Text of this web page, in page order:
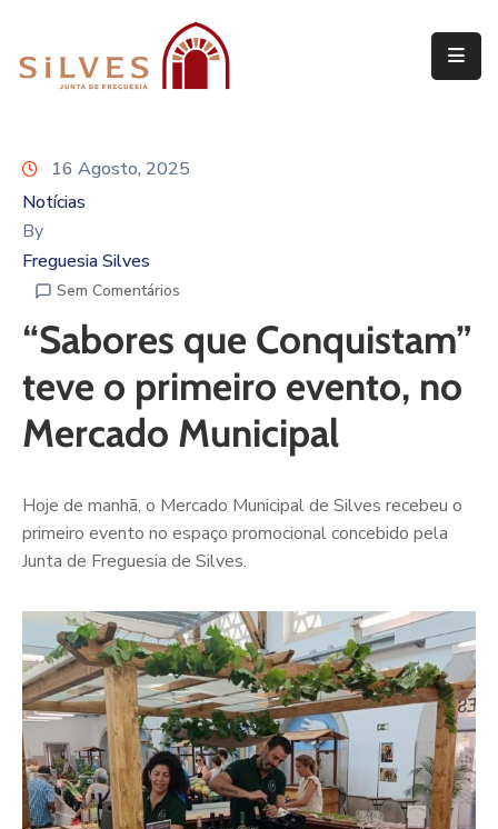
de
Freguesia
Assembleia
Freguesia
Projetos
16 Agosto, 2025
Notícias
By
Freguesia Silves
Sem Comentários
“Sabores que Conquistam”
teve o primeiro evento, no
Mercado Municipal
Hoje de manhã, o Mercado Municipal de Silves recebeu o
primeiro evento no espaço promocional concebido pela
Junta de Freguesia de Silves.